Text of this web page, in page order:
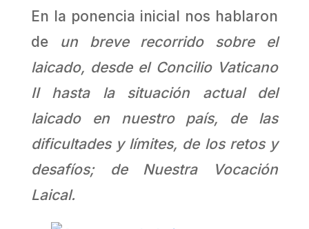
En la ponencia inicial nos hablaron
de un breve recorrido sobre el
laicado, desde el Concilio Vaticano
II hasta la situación actual del
laicado en nuestro país, de las
dificultades y límites, de los retos y
desafíos; de Nuestra Vocación
Laical.